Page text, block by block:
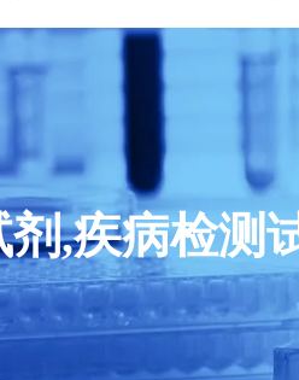
,疾病检测